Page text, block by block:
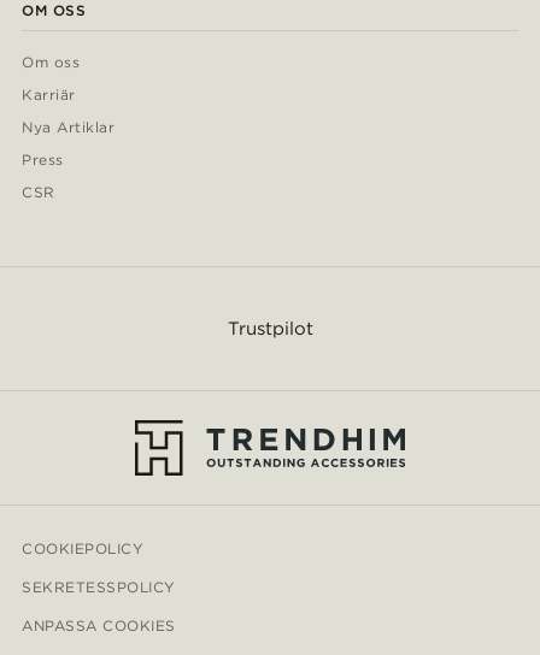
OM OSS
Om oss
Karriär
Nya Artiklar
Press
CSR
Trustpilot
COOKIEPOLICY
SEKRETESSPOLICY
ANPASSA COOKIES